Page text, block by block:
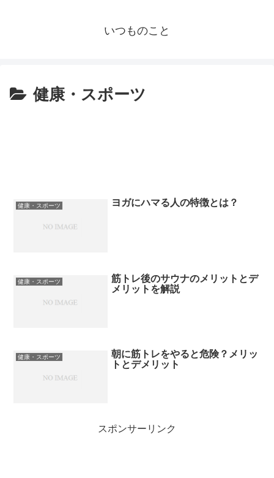
いつものこと
健康・スポーツ
健康・スポーツ ヨガにハマる人の特徴とは？
健康・スポーツ
筋トレ後のサウナのメリットとデ
メリットを解説
健康・スポーツ
朝に筋トレをやると危険？メリッ
トとデメリット
スポンサーリンク